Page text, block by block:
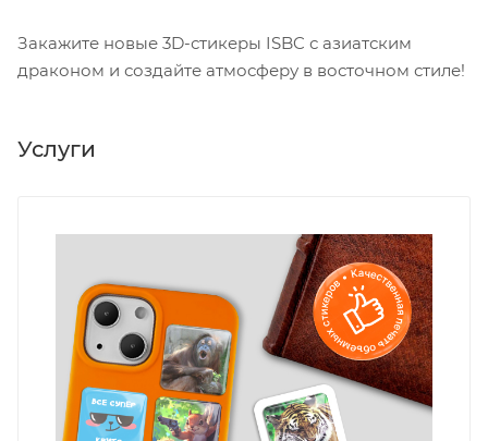
Закажите новые 3D-стикеры ISBC с азиатским
драконом и создайте атмосферу в восточном стиле!
Услуги